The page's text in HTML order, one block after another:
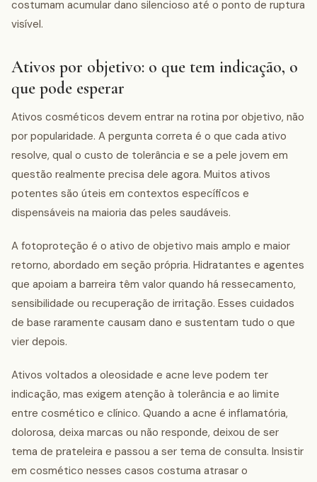
costumam acumular dano silencioso até o ponto de ruptura
visível.
Ativos por objetivo: o que tem indicação, o
que pode esperar
Ativos cosméticos devem entrar na rotina por objetivo, não
por popularidade. A pergunta correta é o que cada ativo
resolve, qual o custo de tolerância e se a pele jovem em
questão realmente precisa dele agora. Muitos ativos
potentes são úteis em contextos específicos e
dispensáveis na maioria das peles saudáveis.
A fotoproteção é o ativo de objetivo mais amplo e maior
retorno, abordado em seção própria. Hidratantes e agentes
que apoiam a barreira têm valor quando há ressecamento,
sensibilidade ou recuperação de irritação. Esses cuidados
de base raramente causam dano e sustentam tudo o que
vier depois.
Ativos voltados a oleosidade e acne leve podem ter
indicação, mas exigem atenção à tolerância e ao limite
entre cosmético e clínico. Quando a acne é inflamatória,
dolorosa, deixa marcas ou não responde, deixou de ser
tema de prateleira e passou a ser tema de consulta. Insistir
em cosmético nesses casos costuma atrasar o